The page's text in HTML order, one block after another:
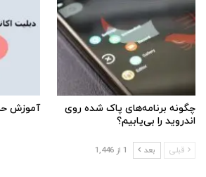
چگونه برنامه‌های پاک شده روی
اندروید را بی‌یابیم؟
آموزش
قبلی بعد 1 از 1,446